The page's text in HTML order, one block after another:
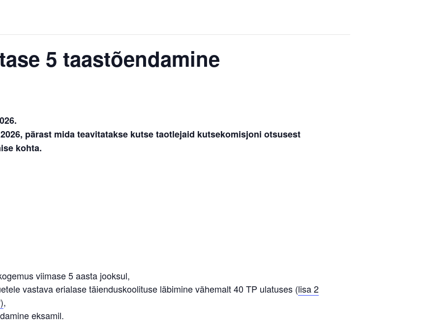
5 taastõendamine
pärast mida teavitatakse kutse taotlejaid kutsekomisjoni otsusest
kohta.
viimase 5 aasta jooksul,
vastava erialase täienduskoolituse läbimine vähemalt 40 TP ulatuses (lisa 2
,
eksamil.